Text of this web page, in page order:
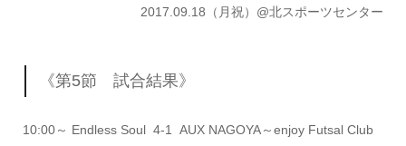
2017.09.18（月祝）@北スポーツセンター
《第5節 試合結果》
10:00～ Endless Soul 4-1 AUX NAGOYA～enjoy Futsal Club